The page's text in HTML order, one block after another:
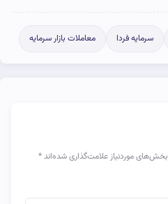
سرمایه فردا معاملات بازار سرمایه
بخش‌های موردنیاز علامت‌گذاری شده‌اند*